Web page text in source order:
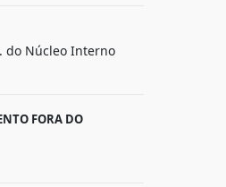
do Núcleo Interno
FORA DO